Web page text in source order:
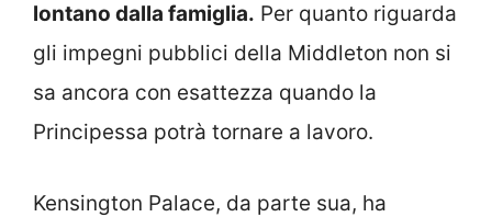
lontano dalla famiglia. Per quanto riguarda
gli impegni pubblici della Middleton non si
sa ancora con esattezza quando la
Principessa potrà tornare a lavoro.
Kensington Palace, da parte sua, ha